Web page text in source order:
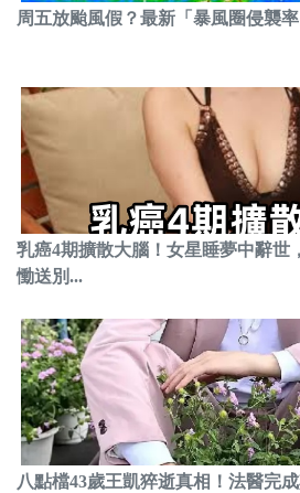
周五放颱風假？最新「暴風圈侵襲
乳癌4期擴散大腦！女星睡夢中辭世
慟送別...
八點檔43歲王凱猝逝真相！法醫完